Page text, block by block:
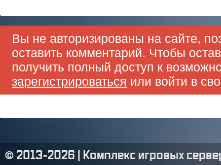
Вы не авторизированы на сайте,
оставить комментарий. Чтобы
получить полный доступ к
зарегистрироваться или войти в
© 2013-2026 | Комплекс игровых